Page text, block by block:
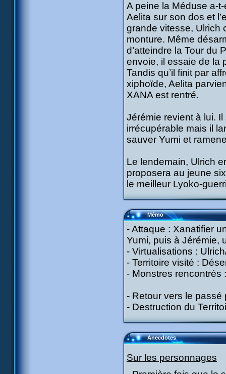
A peine la Méduse a-
Aelita sur son dos et
grande vitesse, Ulrich
monture. Même
d’atteindre la Tour du
envoie, il essaie de la
Tandis qu’il finit par
xiphoïde, Aelita
XANA est rentré.
Jérémie revient à lui.
irrécupérable mais il
sauver Yumi et
Le lendemain, Ulrich
proposera au jeune
le meilleur Lyoko-
Mémo
- Attaque : Xanatifier
Yumi, puis à Jérémie,
- Virtualisations :
- Territoire visité :
- Monstres rencontrés
- Retour vers le passé
- Destruction du
Anecdotes
Sur les personnages